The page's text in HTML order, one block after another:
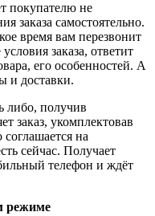
покупателю не
заказа самостоятельно.
время вам перезвонит
заказа, ответит
его особенностей. А
и доставки.
либо, получив
заказ, укомплектовав
на
сейчас. Получает
телефон и ждёт
режиме